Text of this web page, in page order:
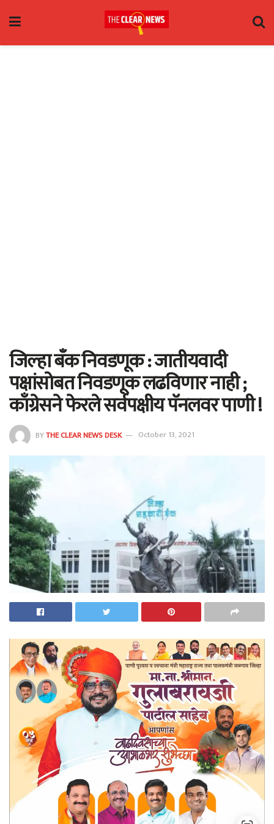
जिल्हा बँक निवडणूक : जातीयवादी
पक्षांसोबत निवडणूक लढविणार नाही ;
काँग्रेसने फेरले सर्वपक्षीय पॅनलवर पाणी !
BYTHE CLEAR NEWS DESK October 13, 2021